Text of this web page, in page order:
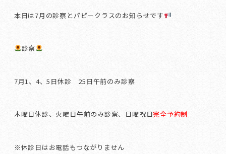
本日は7月の診察とパピークラスのお知らせです
診察
7月1、4、5日休診 25日午前のみ診察
木曜日休診、火曜日午前のみ診察、日曜祝日完全予約制
※休診日はお電話もつながりません